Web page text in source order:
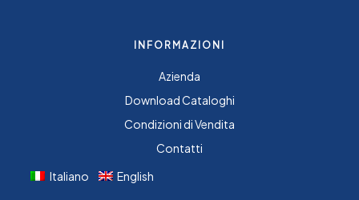
INFORMAZIONI
Azienda
Download Cataloghi
Condizioni di Vendita
Contatti
Italiano
English